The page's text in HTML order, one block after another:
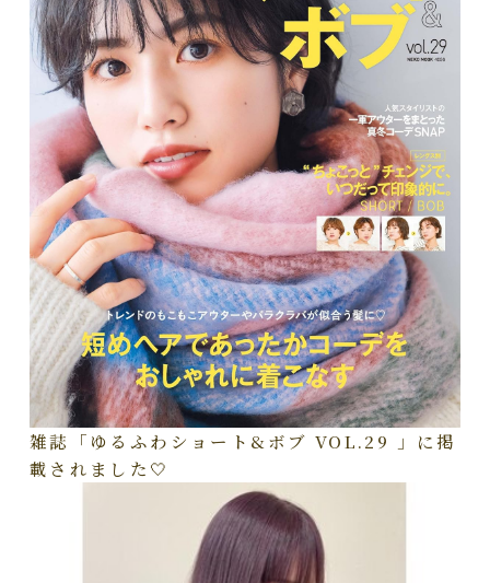
雑誌「ゆるふわショート&ボブ VOL.29 」に掲
載されました🤍